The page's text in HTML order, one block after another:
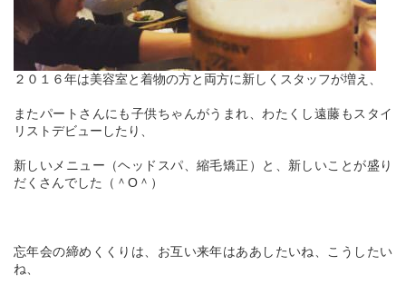
２０１６年は美容室と着物の方と両方に新しくスタッフが増え、
またパートさんにも子供ちゃんがうまれ、わたくし遠藤もスタイ
リストデビューしたり、
新しいメニュー（ヘッドスパ、縮毛矯正）と、新しいことが盛り
だくさんでした（＾O＾）
忘年会の締めくくりは、お互い来年はああしたいね、こうしたい
ね、